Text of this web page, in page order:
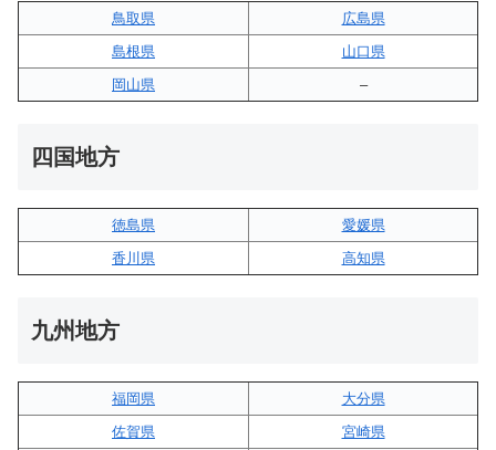
鳥取県
広島県
島根県
山口県
岡山県
–
四国地方
徳島県
愛媛県
香川県
高知県
九州地方
福岡県
大分県
佐賀県
宮崎県